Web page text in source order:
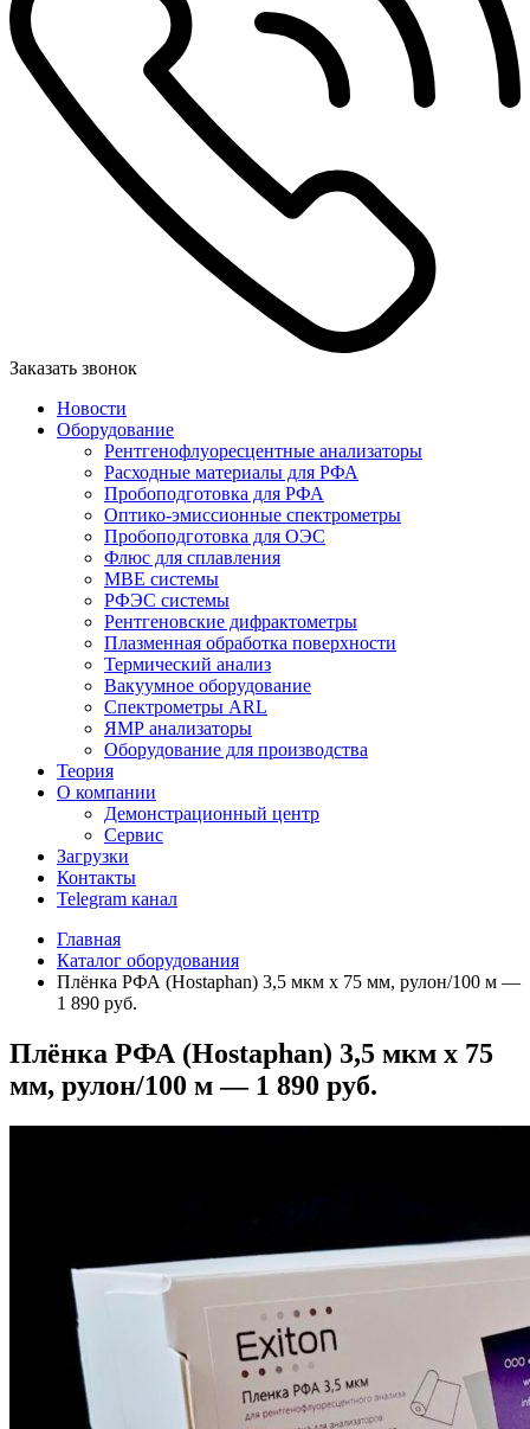
Заказать звонок
Новости
Оборудование
Рентгенофлуоресцентные анализаторы
Расходные материалы для РФА
Пробоподготовка для РФА
Оптико-эмиссионные спектрометры
Пробоподготовка для ОЭС
Флюс для сплавления
MBE системы
РФЭС системы
Рентгеновские дифрактометры
Плазменная обработка поверхности
Термический анализ
Вакуумное оборудование
Спектрометры ARL
ЯМР анализаторы
Оборудование для производства
Теория
О компании
Демонстрационный центр
Сервис
Загрузки
Контакты
Telegram канал
Главная
Каталог оборудования
Плёнка РФА (Hostaphan) 3,5 мкм х 75 мм, рулон/100 м —
1 890 руб.
Плёнка РФА (Hostaphan) 3,5 мкм х 75
мм, рулон/100 м — 1 890 руб.